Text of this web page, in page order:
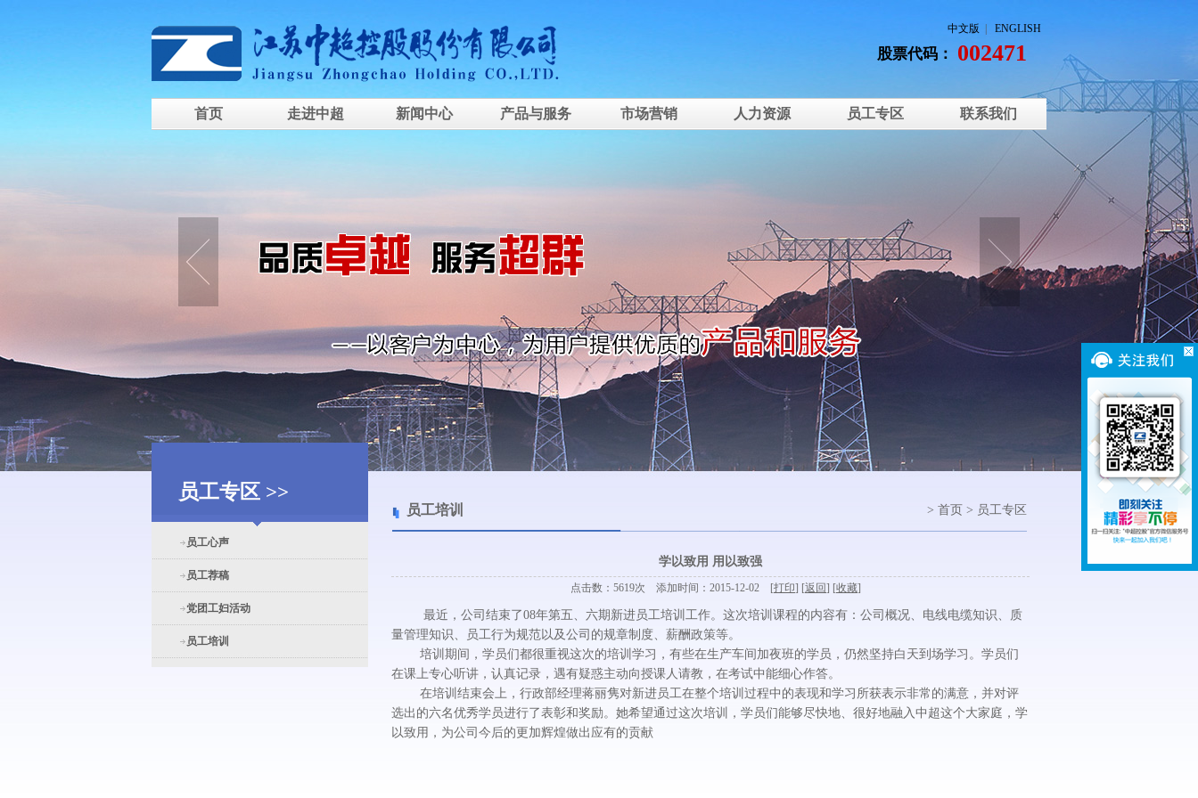
中文版 ENGLISH
股票代码： 002471
首页 走进中超 新闻中心 产品与服务 市场营销 人力资源 员工专区 联系我们
员工专区 >>
员工心声
员工荐稿
党团工妇活动
员工培训
员工培训 > 首页 > 员工专区
学以致用 用以致强
点击数：5619次 添加时间：2015-12-02 [打印] [返回] [收藏]
最近，公司结束了08年第五、六期新进员工培训工作。这次培训课程的内容有：公司概况、电线电缆知识、质
量管理知识、员工行为规范以及公司的规章制度、薪酬政策等。
培训期间，学员们都很重视这次的培训学习，有些在生产车间加夜班的学员，仍然坚持白天到场学习。学员们
在课上专心听讲，认真记录，遇有疑惑主动向授课人请教，在考试中能细心作答。
在培训结束会上，行政部经理蒋丽隽对新进员工在整个培训过程中的表现和学习所获表示非常的满意，并对评
选出的六名优秀学员进行了表彰和奖励。她希望通过这次培训，学员们能够尽快地、很好地融入中超这个大家庭，学
以致用，为公司今后的更加辉煌做出应有的贡献